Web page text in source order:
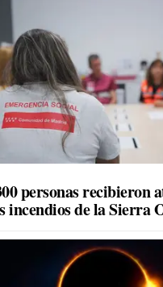
personas recibieron
incendios de la Sierra